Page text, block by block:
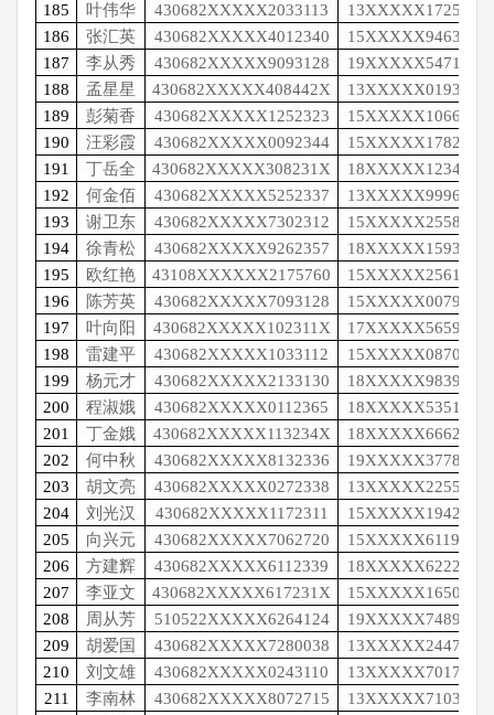
185
叶伟华 430682XXXXX2033113
13XXXXX1725
186
张汇英 430682XXXXX4012340
15XXXXX9463
187
李从秀 430682XXXXX9093128
19XXXXX5471
188
孟星星 430682XXXXX408442X
13XXXXX0193
189
彭菊香 430682XXXXX1252323
15XXXXX1066
190
汪彩霞 430682XXXXX0092344
15XXXXX1782
191
丁岳全 430682XXXXX308231X
18XXXXX1234
192
何金佰 430682XXXXX5252337
13XXXXX9996
193
谢卫东 430682XXXXX7302312
15XXXXX2558
194
徐青松 430682XXXXX9262357
18XXXXX1593
195
欧红艳 43108XXXXXX2175760
15XXXXX2561
196
陈芳英 430682XXXXX7093128
15XXXXX0079
197
叶向阳 430682XXXXX102311X
17XXXXX5659
198
雷建平 430682XXXXX1033112
15XXXXX0870
199
杨元才 430682XXXXX2133130
18XXXXX9839
200
程淑娥 430682XXXXX0112365
18XXXXX5351
201
丁金娥 430682XXXXX113234X
18XXXXX6662
202
何中秋 430682XXXXX8132336
19XXXXX3778
203
胡文亮 430682XXXXX0272338
13XXXXX2255
204
刘光汉 430682XXXXX1172311
15XXXXX1942
205
向兴元 430682XXXXX7062720
15XXXXX6119
206
方建辉 430682XXXXX6112339
18XXXXX6222
207
李亚文 430682XXXXX617231X
15XXXXX1650
208
周从芳 510522XXXXX6264124
19XXXXX7489
209
胡爱国 430682XXXXX7280038
13XXXXX2447
210
刘文雄 430682XXXXX0243110
13XXXXX7017
211
李南林 430682XXXXX8072715
13XXXXX7103